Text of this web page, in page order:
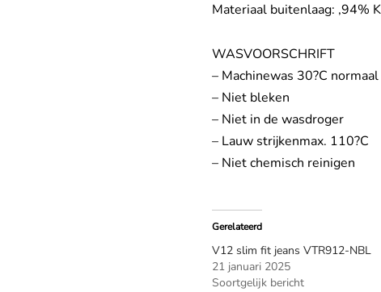
Materiaal buitenlaag: ,94%
WASVOORSCHRIFT
– Machinewas 30?C
– Niet bleken
– Niet in de wasdroger
– Lauw strijkenmax. 110?C
– Niet chemisch reinigen
Gerelateerd
V12 slim fit jeans VTR912-NBL
21 januari 2025
Soortgelijk bericht